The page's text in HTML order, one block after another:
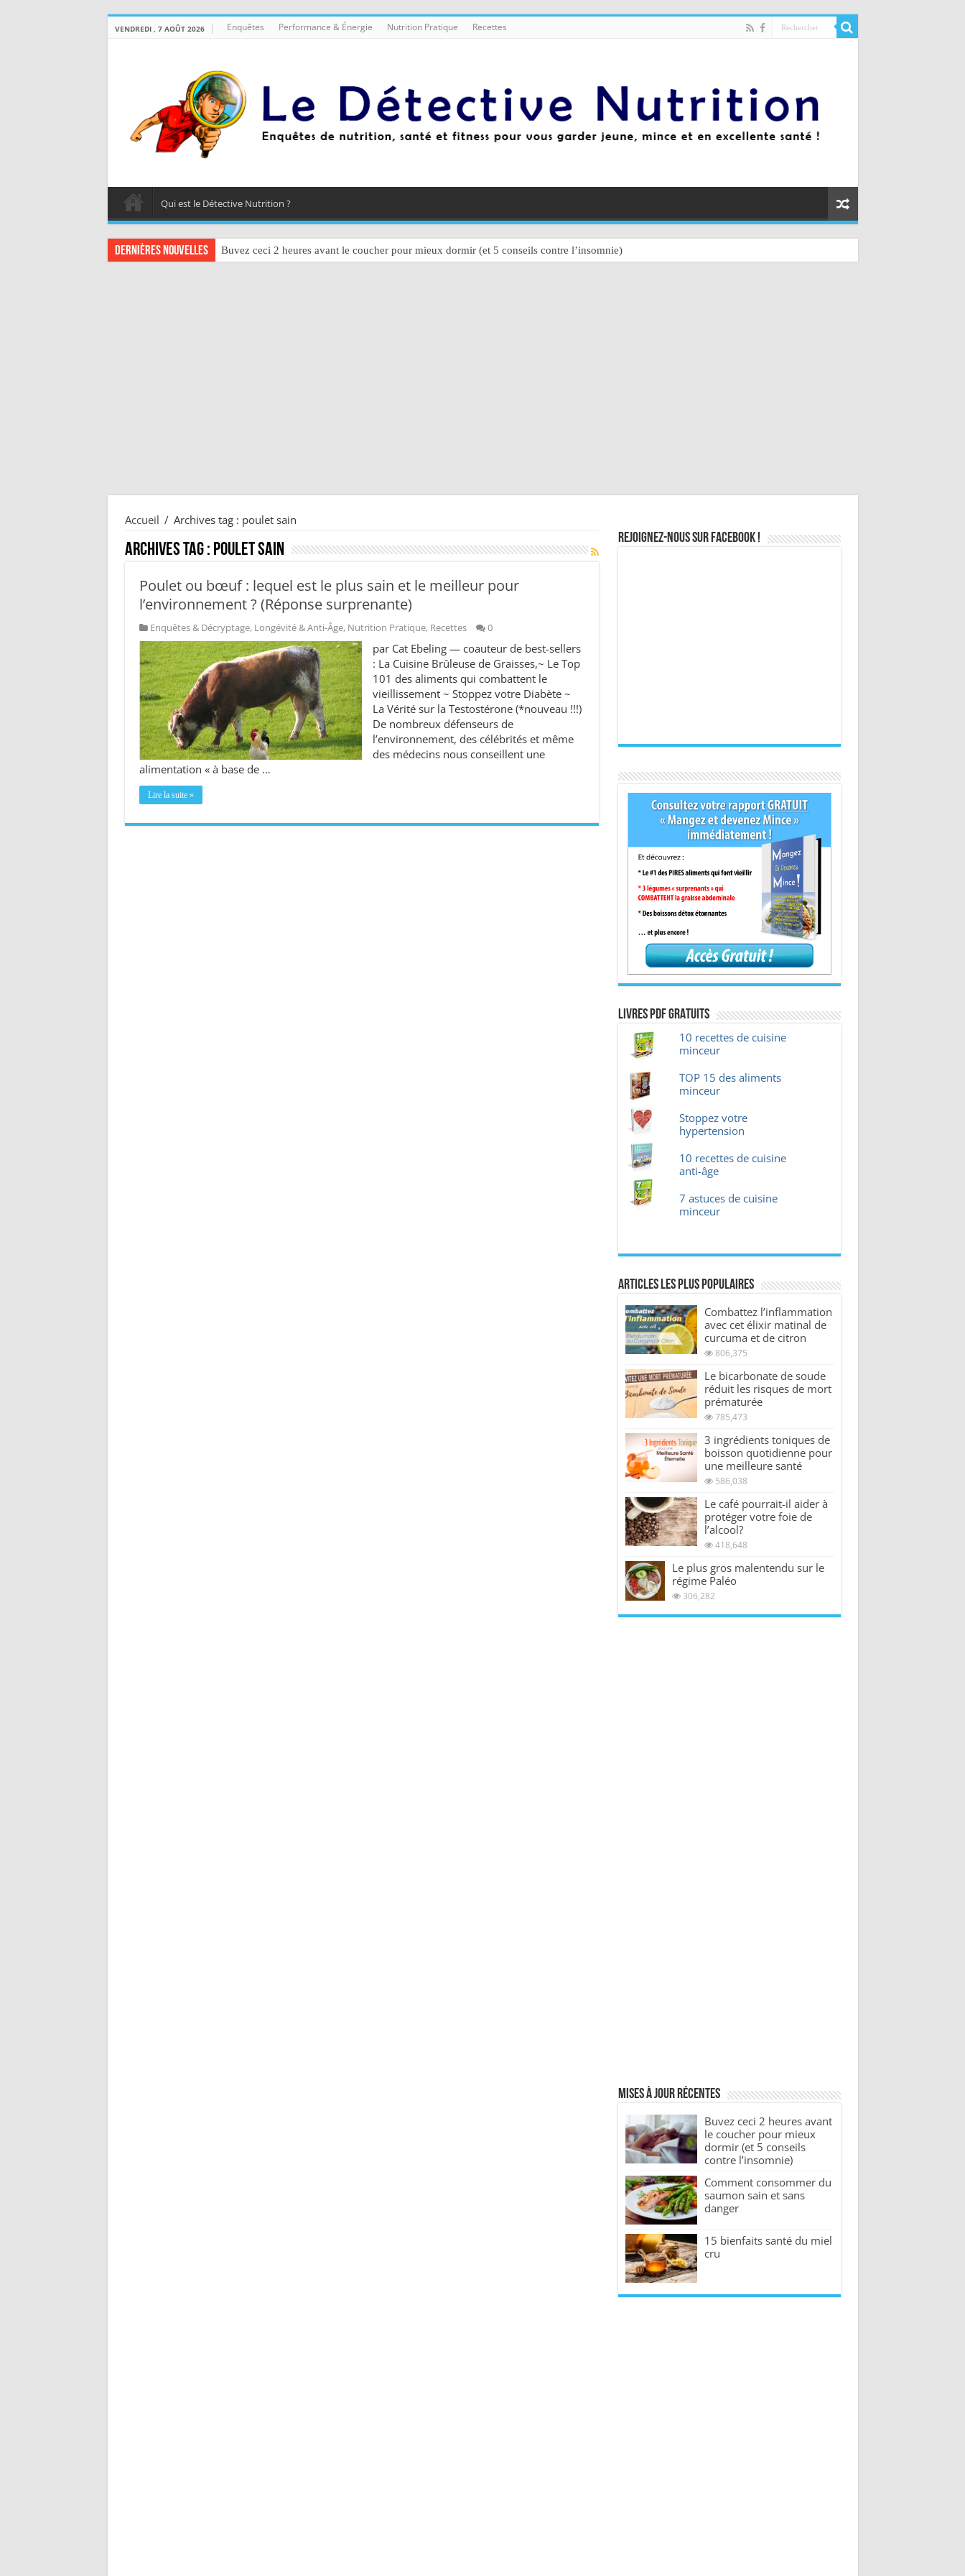
VENDREDI , 7 AOÛT 2026 Enquêtes Performance & Énergie Nutrition Pratique Recettes
Qui est le Détective Nutrition ?
Dernières nouvelles Buvez ceci 2 heures avant le coucher pour mieux dormir (et 5 conseils contre l’insomnie)
Accueil / Archives tag : poulet sain
Archives tag : poulet sain
Poulet ou bœuf : lequel est le plus sain et le meilleur pour
l’environnement ? (Réponse surprenante)
Enquêtes & Décryptage, Longévité & Anti-Âge, Nutrition Pratique, Recettes 0
par Cat Ebeling — coauteur de best-sellers
: La Cuisine Brûleuse de Graisses,~ Le Top
101 des aliments qui combattent le
vieillissement ~ Stoppez votre Diabète ~
La Vérité sur la Testostérone (*nouveau !!!)
De nombreux défenseurs de
l’environnement, des célébrités et même
des médecins nous conseillent une
alimentation « à base de …
Lire la suite »
Rejoignez-nous sur Facebook !
Livres pdf GRATUITS
10 recettes de cuisine
minceur
TOP 15 des aliments
minceur
Stoppez votre
hypertension
10 recettes de cuisine
anti-âge
7 astuces de cuisine
minceur
Articles les plus Populaires
Combattez l’inflammation
avec cet élixir matinal de
curcuma et de citron
806,375
Le bicarbonate de soude
réduit les risques de mort
prématurée
785,473
3 ingrédients toniques de
boisson quotidienne pour
une meilleure santé
586,038
Le café pourrait-il aider à
protéger votre foie de
l’alcool?
418,648
Le plus gros malentendu sur le
régime Paléo
306,282
Mises à jour récentes
Buvez ceci 2 heures avant
le coucher pour mieux
dormir (et 5 conseils
contre l’insomnie)
Comment consommer du
saumon sain et sans
danger
15 bienfaits santé du miel
cru